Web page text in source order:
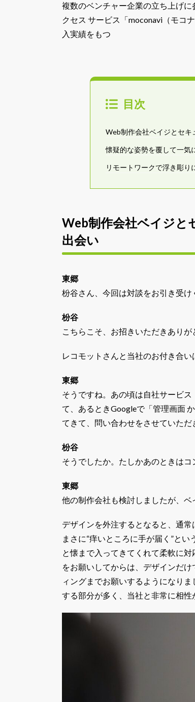
複数のベンチャー企業の立ち上げ
クセス サービス「moconavi（モコ
入実績をもつ
目次
Web制作会社ベイジとセキ
懐疑的な姿勢を覆して一気
リモートワークで浮き彫
Web制作会社ベイジと
出会い
東郷
枌谷さん、今回は対談をお引き受け
枌谷
こちらこそ、お招きいただきありが
レコモットさんと当社のお付き合い
東郷
そうですね。あの頃は自社サービ
て、あるときGoogleで「管理画面
てきて、問い合わせをさせていただ
枌谷
そうでしたか。たしかあのときはコ
東郷
他の制作会社も検討しましたが、ベ
デザインを外注するとなると、通
まさに“痒いところに手が届く”と
と懐まで入ってきてくれて柔軟に
をお願いしてからは、デザインだ
ィングまでお願いするようになり
する部分が多く、当社と非常に相性